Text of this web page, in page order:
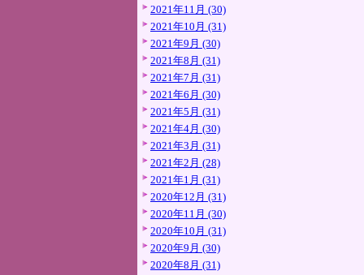
2021年11月 (30)
2021年10月 (31)
2021年9月 (30)
2021年8月 (31)
2021年7月 (31)
2021年6月 (30)
2021年5月 (31)
2021年4月 (30)
2021年3月 (31)
2021年2月 (28)
2021年1月 (31)
2020年12月 (31)
2020年11月 (30)
2020年10月 (31)
2020年9月 (30)
2020年8月 (31)